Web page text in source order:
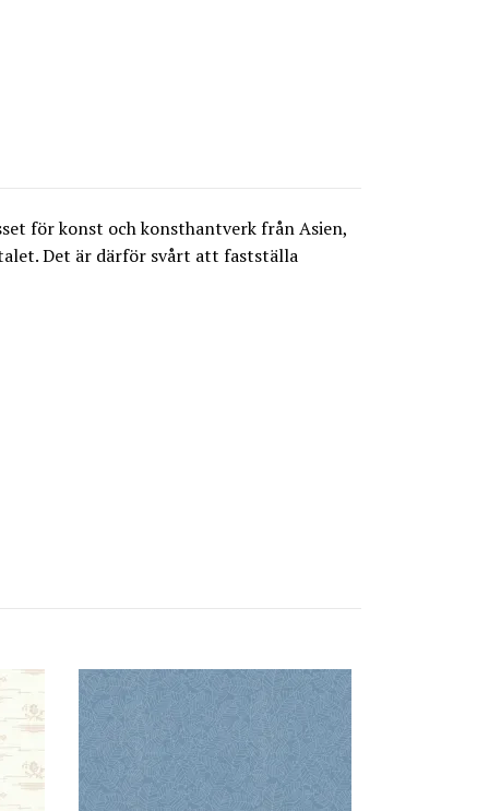
för konst och konsthantverk från Asien,
Det är därför svårt att fastställa